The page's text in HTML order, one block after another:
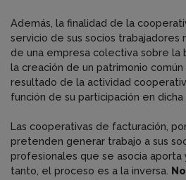
Además, la finalidad de la
servicio de sus socios
de una empresa colectiva sobre la
la creación de un patrimonio
resultado de la actividad
función de su participación en dicha
Las cooperativas de facturación,
pretenden generar trabajo a sus
profesionales que se asocia aporta
tanto, el proceso es a la inversa.